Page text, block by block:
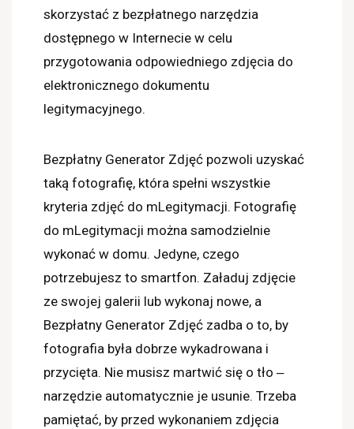
skorzystać z bezpłatnego narzędzia
dostępnego w Internecie w celu
przygotowania odpowiedniego zdjęcia do
elektronicznego dokumentu
legitymacyjnego.
Bezpłatny Generator Zdjęć pozwoli uzyskać
taką fotografię, która spełni wszystkie
kryteria zdjęć do mLegitymacji. Fotografię
do mLegitymacji można samodzielnie
wykonać w domu. Jedyne, czego
potrzebujesz to smartfon. Załaduj zdjęcie
ze swojej galerii lub wykonaj nowe, a
Bezpłatny Generator Zdjęć zadba o to, by
fotografia była dobrze wykadrowana i
przycięta. Nie musisz martwić się o tło ‒
narzędzie automatycznie je usunie. Trzeba
pamiętać, by przed wykonaniem zdjęcia